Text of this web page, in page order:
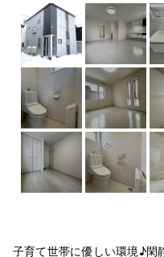
子育て世帯に優しい環境♪閑